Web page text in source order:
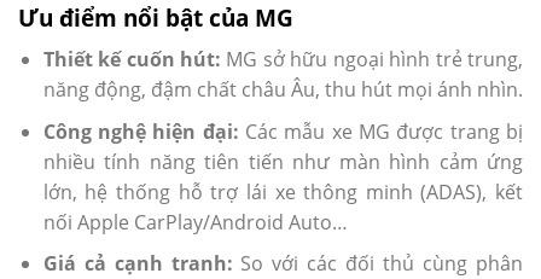
Ưu điểm nổi bật của MG
Thiết kế cuốn hút: MG sở hữu ngoại hình trẻ trung,
năng động, đậm chất châu Âu, thu hút mọi ánh nhìn.
Công nghệ hiện đại: Các mẫu xe MG được trang bị
nhiều tính năng tiên tiến như màn hình cảm ứng
lớn, hệ thống hỗ trợ lái xe thông minh (ADAS), kết
nối Apple CarPlay/Android Auto…
Giá cả cạnh tranh: So với các đối thủ cùng phân